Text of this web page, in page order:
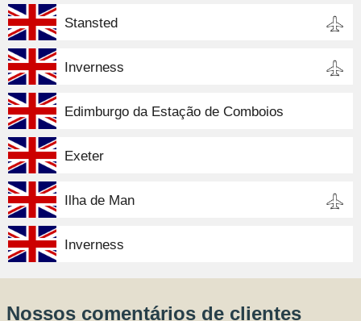
Stansted
Inverness
Edimburgo da Estação de Comboios
Exeter
Ilha de Man
Inverness
Nossos comentários de clientes